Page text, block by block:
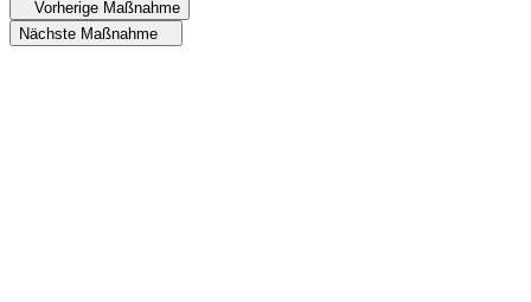
Vorherige Maßnahme
Nächste Maßnahme